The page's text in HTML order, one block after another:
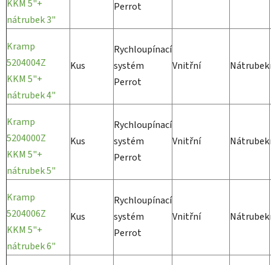
KKM 5"+
nátrubek 3"
Perrot
Kramp
5204004Z
KKM 5"+
nátrubek 4"
Kus
Rychloupínací
systém
Perrot
Vnitřní Nátrubek
Kramp
5204000Z
KKM 5"+
nátrubek 5"
Kus
Rychloupínací
systém
Perrot
Vnitřní Nátrubek
Kramp
5204006Z
KKM 5"+
nátrubek 6"
Kus
Rychloupínací
systém
Perrot
Vnitřní Nátrubek